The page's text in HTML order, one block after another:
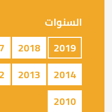
السنوات
2019
2018
2014
2013
2010